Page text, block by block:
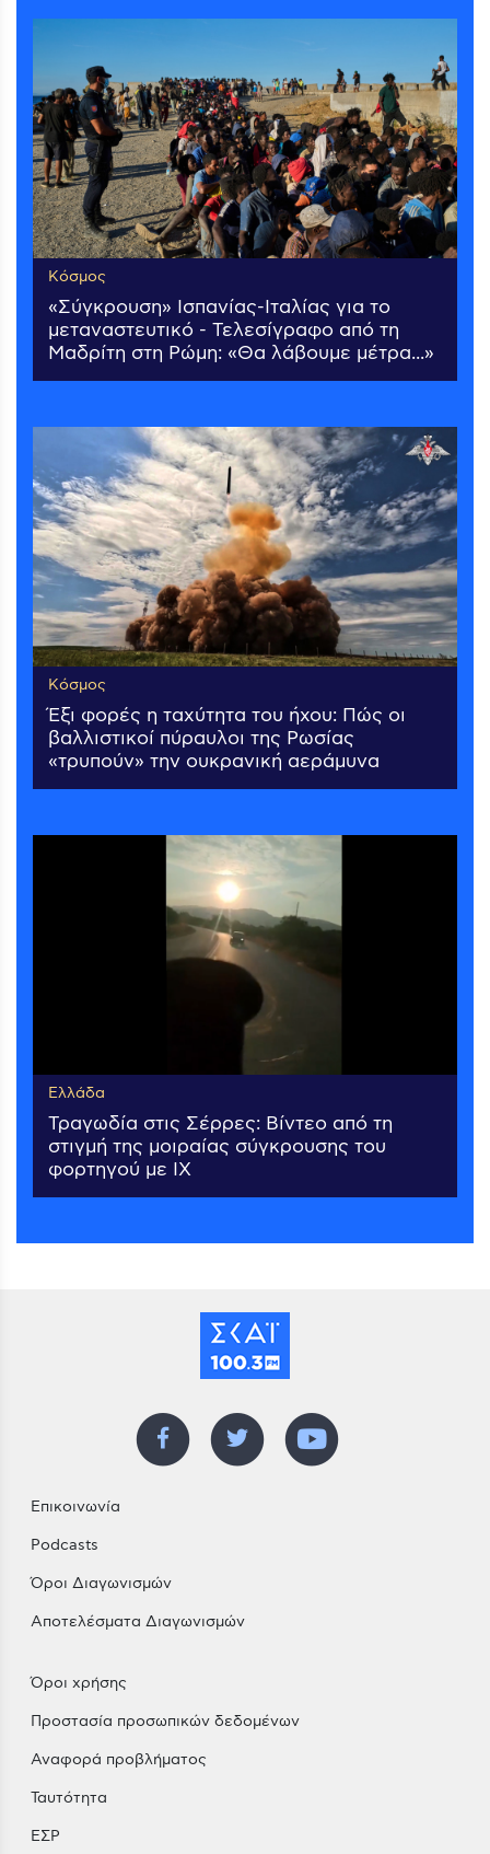
Κόσμος
«Σύγκρουση» Ισπανίας-Ιταλίας για το
μεταναστευτικό - Τελεσίγραφο από τη
Μαδρίτη στη Ρώμη: «Θα λάβουμε μέτρα...»
Κόσμος
Έξι φορές η ταχύτητα του ήχου: Πώς οι
βαλλιστικοί πύραυλοι της Ρωσίας
«τρυπούν» την ουκρανική αεράμυνα
Ελλάδα
Τραγωδία στις Σέρρες: Βίντεο από τη
στιγμή της μοιραίας σύγκρουσης του
φορτηγού με ΙΧ
Επικοινωνία
Podcasts
Όροι Διαγωνισμών
Αποτελέσματα Διαγωνισμών
Όροι χρήσης
Προστασία προσωπικών δεδομένων
Αναφορά προβλήματος
Ταυτότητα
ΕΣΡ